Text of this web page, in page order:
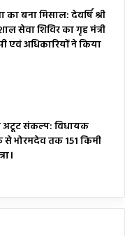
बना मिसाल: देवर्षि श्री
सेवा शिविर का गृह मंत्री
एवं अधिकारियों ने किया
अटूट संकल्प: विधायक
भोरमदेव तक 151 किमी